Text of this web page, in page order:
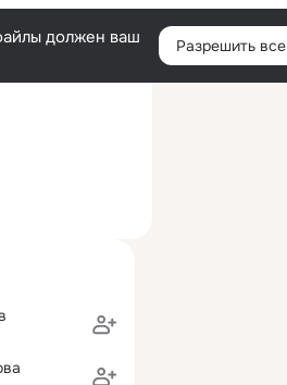
Войти
должен ваш
Разрешить все